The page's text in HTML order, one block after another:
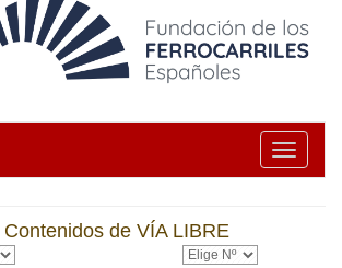
Toggle
Contenidos de VÍA LIBRE